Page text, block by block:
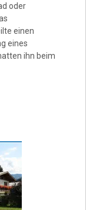
oder
einen
eines
ihn beim